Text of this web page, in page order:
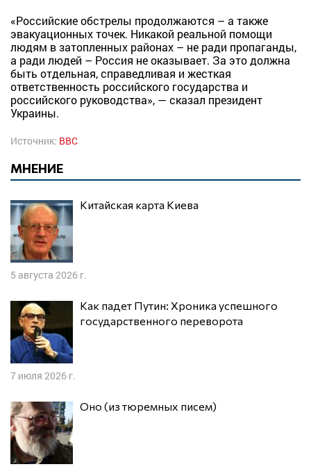
«Российские обстрелы продолжаются – а также
эвакуационных точек. Никакой реальной помощи
людям в затопленных районах – не ради пропаганды,
а ради людей – Россия не оказывает. За это должна
быть отдельная, справедливая и жесткая
ответственность российского государства и
российского руководства», — сказал президент
Украины.
Источник: BBC
МНЕНИЕ
Китайская карта Киева
5 августа 2026 г.
Как падет Путин: Хроника успешного
государственного переворота
7 июля 2026 г.
Оно (из тюремных писем)